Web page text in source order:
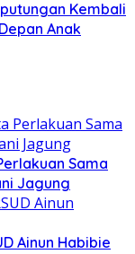
Kembali
Anak
Sama
Jagung
Ainun Habibie